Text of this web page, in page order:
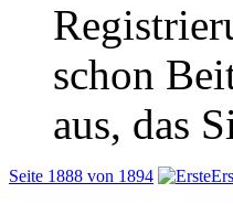
schon
aus, das
Seite 1888 von 1894